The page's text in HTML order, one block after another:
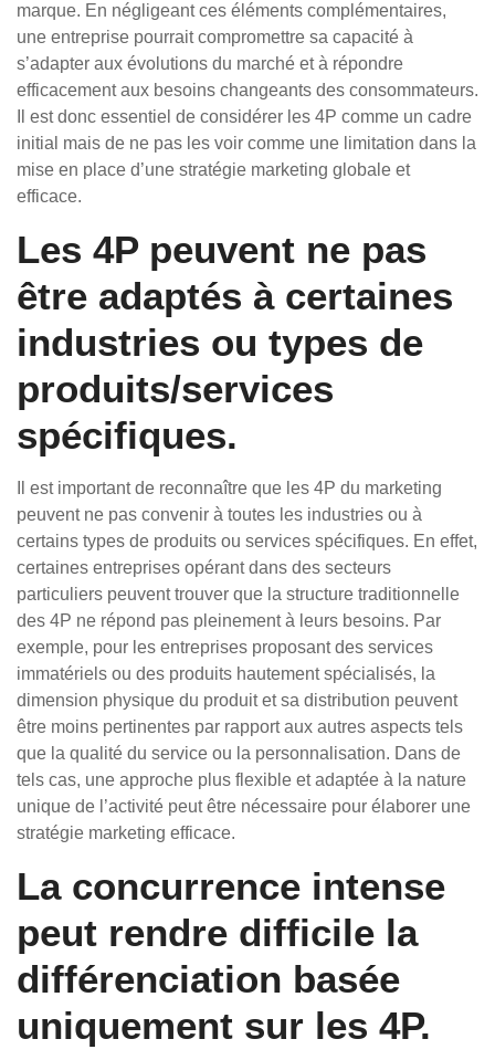
marque. En négligeant ces éléments complémentaires,
une entreprise pourrait compromettre sa capacité à
s’adapter aux évolutions du marché et à répondre
efficacement aux besoins changeants des consommateurs.
Il est donc essentiel de considérer les 4P comme un cadre
initial mais de ne pas les voir comme une limitation dans la
mise en place d’une stratégie marketing globale et
efficace.
Les 4P peuvent ne pas
être adaptés à certaines
industries ou types de
produits/services
spécifiques.
Il est important de reconnaître que les 4P du marketing
peuvent ne pas convenir à toutes les industries ou à
certains types de produits ou services spécifiques. En effet,
certaines entreprises opérant dans des secteurs
particuliers peuvent trouver que la structure traditionnelle
des 4P ne répond pas pleinement à leurs besoins. Par
exemple, pour les entreprises proposant des services
immatériels ou des produits hautement spécialisés, la
dimension physique du produit et sa distribution peuvent
être moins pertinentes par rapport aux autres aspects tels
que la qualité du service ou la personnalisation. Dans de
tels cas, une approche plus flexible et adaptée à la nature
unique de l’activité peut être nécessaire pour élaborer une
stratégie marketing efficace.
La concurrence intense
peut rendre difficile la
différenciation basée
uniquement sur les 4P.